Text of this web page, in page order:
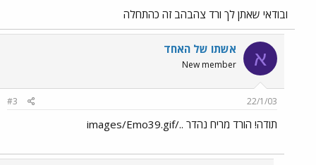
ובודאי שאתן לך ורד צהבהב זה כהתחלה
א אשתו של האחד
New member
22/1/03
#3
תודה! הורד מריח נהדר ../images/Emo39.gif